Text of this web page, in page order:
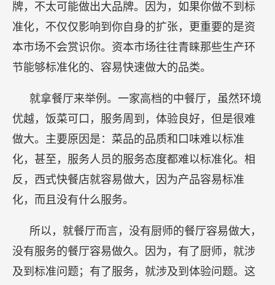
牌，不太可能做出大品牌。因为，如果你做不到标
准化，不仅仅影响到你自身的扩张，更重要的是资
本市场不会赏识你。资本市场往往青睐那些生产环
节能够标准化的、容易快速做大的品类。
就拿餐厅来举例。一家高档的中餐厅，虽然环境
优越，饭菜可口，服务周到，体验良好，但是很难
做大。主要原因是：菜品的品质和口味难以标准
化，甚至，服务人员的服务态度都难以标准化。相
反，西式快餐店就容易做大，因为产品容易标准
化，而且没有什么服务。
所以，就餐厅而言，没有厨师的餐厅容易做大，
没有服务的餐厅容易做久。因为，有了厨师，就涉
及到标准问题；有了服务，就涉及到体验问题。这